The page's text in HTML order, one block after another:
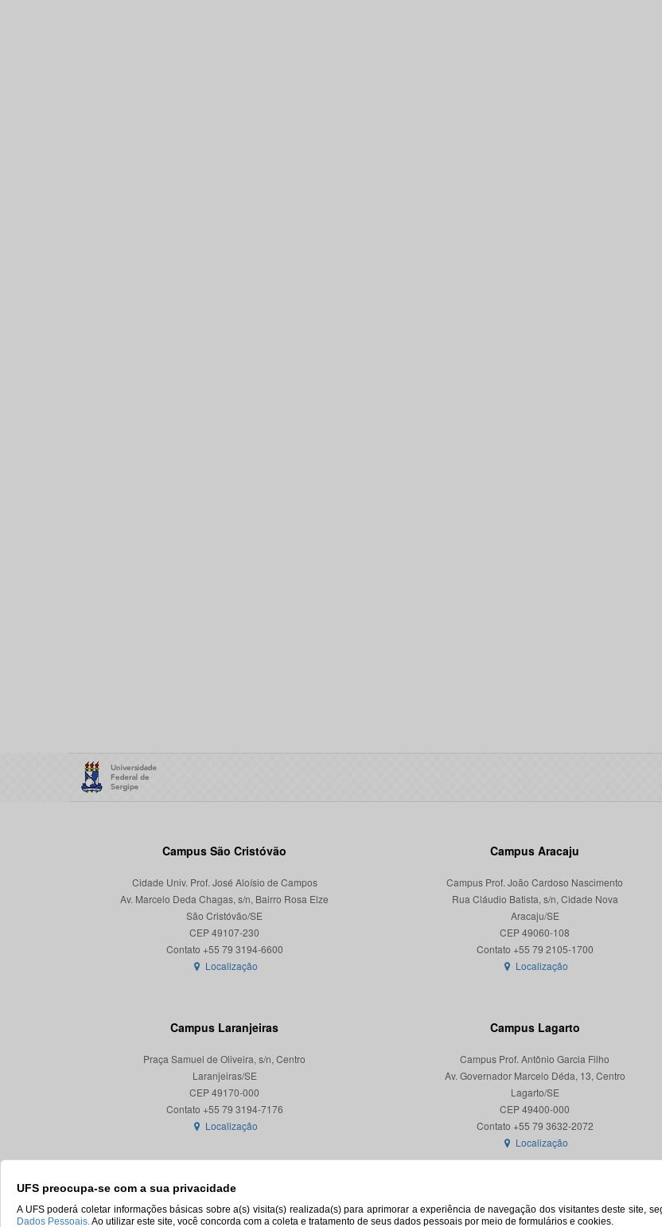
UFS preocupa-se com a sua privacidade
A UFS poderá coletar informações básicas sobre a(s) visita(s) realizada(s) para aprimorar a experiência de navegação dos visitantes deste site,
Dados Pessoais.Ao utilizar este site, você concorda com a coleta e tratamento de seus dados pessoais por meio de formulários e cookies.
Campus São Cristóvão
Cidade Univ. Prof. José Aloísio de Campos
Av. Marcelo Deda Chagas, s/n, Bairro Rosa Elze
São Cristóvão/SE
CEP 49107-230
Localização
Campus Aracaju
Campus Prof. João Cardoso Nascimento
Rua Cláudio Batista, s/n, Cidade Nova
Aracaju/SE
CEP 49060-108
Localização
Campus Laranjeiras
Praça Samuel de Oliveira, s/n, Centro
Laranjeiras/SE
CEP 49170-000
Localização
Campus Lagarto
Campus Prof. Antônio Garcia Filho
Av. Governador Marcelo Déda, 13, Centro
Lagarto/SE
CEP 49400-000
Localização